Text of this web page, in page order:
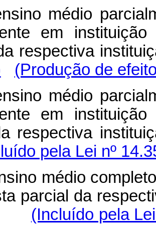
médio
em
respectiva
(Produção de
médio
em
respectiva
pela Lei nº
médio
parcial da
(Incluído pela